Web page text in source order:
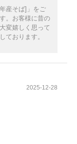
産そば]」をご
。お客様に昔の
変嬉しく思って
ております。
2025-12-28